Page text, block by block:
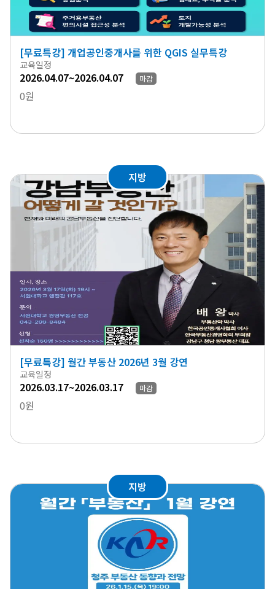
[무료특강] 개업공인중개사를 위한 QGIS 실무특강
교육일정
2026.04.07~2026.04.07 마감
0원
지방
[무료특강] 월간 부동산 2026년 3월 강연
교육일정
2026.03.17~2026.03.17 마감
0원
지방